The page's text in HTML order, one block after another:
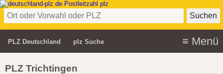
PLZ Deutschland plz Suche
PLZ Trichtingen